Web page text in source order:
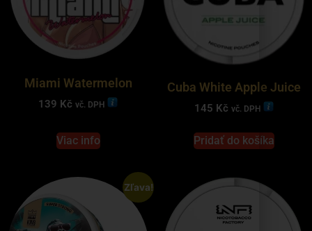
Miami Watermelon
139 Kč vč. DPH
Viac info
Cuba White Apple Juice
145 Kč vč. DPH
Pridať do košíka
Zľava!